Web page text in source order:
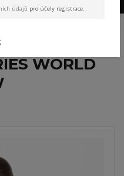
WORLD
údajů pro účely registrace.